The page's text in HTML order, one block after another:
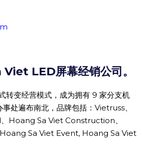
LED屏幕经销公司。
转变经营模式，成为拥有 9 家分支机
处遍布南北，品牌包括：Vietruss、
Hoang Sa Viet Construction、
Sa Viet Event, Hoang Sa Viet